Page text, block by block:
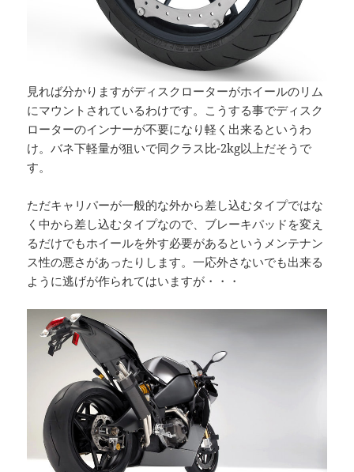
見れば分かりますがディスクローターがホイールのリム
にマウントされているわけです。こうする事でディスク
ローターのインナーが不要になり軽く出来るというわ
け。バネ下軽量が狙いで同クラス比-2kg以上だそうで
す。
ただキャリパーが一般的な外から差し込むタイプではな
く中から差し込むタイプなので、ブレーキパッドを変え
るだけでもホイールを外す必要があるというメンテナン
ス性の悪さがあったりします。一応外さないでも出来る
ように逃げが作られてはいますが・・・